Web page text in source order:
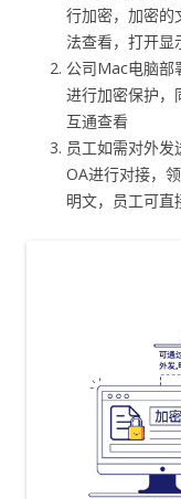
行加密，加密的
法查看，打开显
公司Mac电脑部
进行加密保护，
互通查看
员工如需对外
OA进行对接，
明文，员工可直